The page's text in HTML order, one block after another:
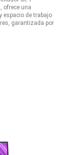
ofrece una
espacio de trabajo
garantizada por